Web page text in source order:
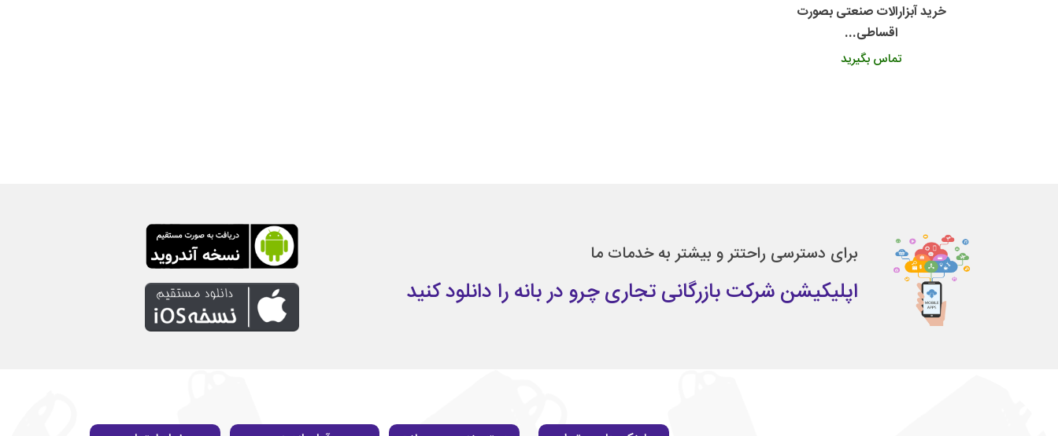
خرید آبزارالات صنعتی بصورت
اقساطی...
تماس بگیرید
برای دسترسی راحتتر و بیشتر به خدمات ما
اپلیکیشن شرکت بازرگانی تجاری چرو در بانه را دانلود کنید